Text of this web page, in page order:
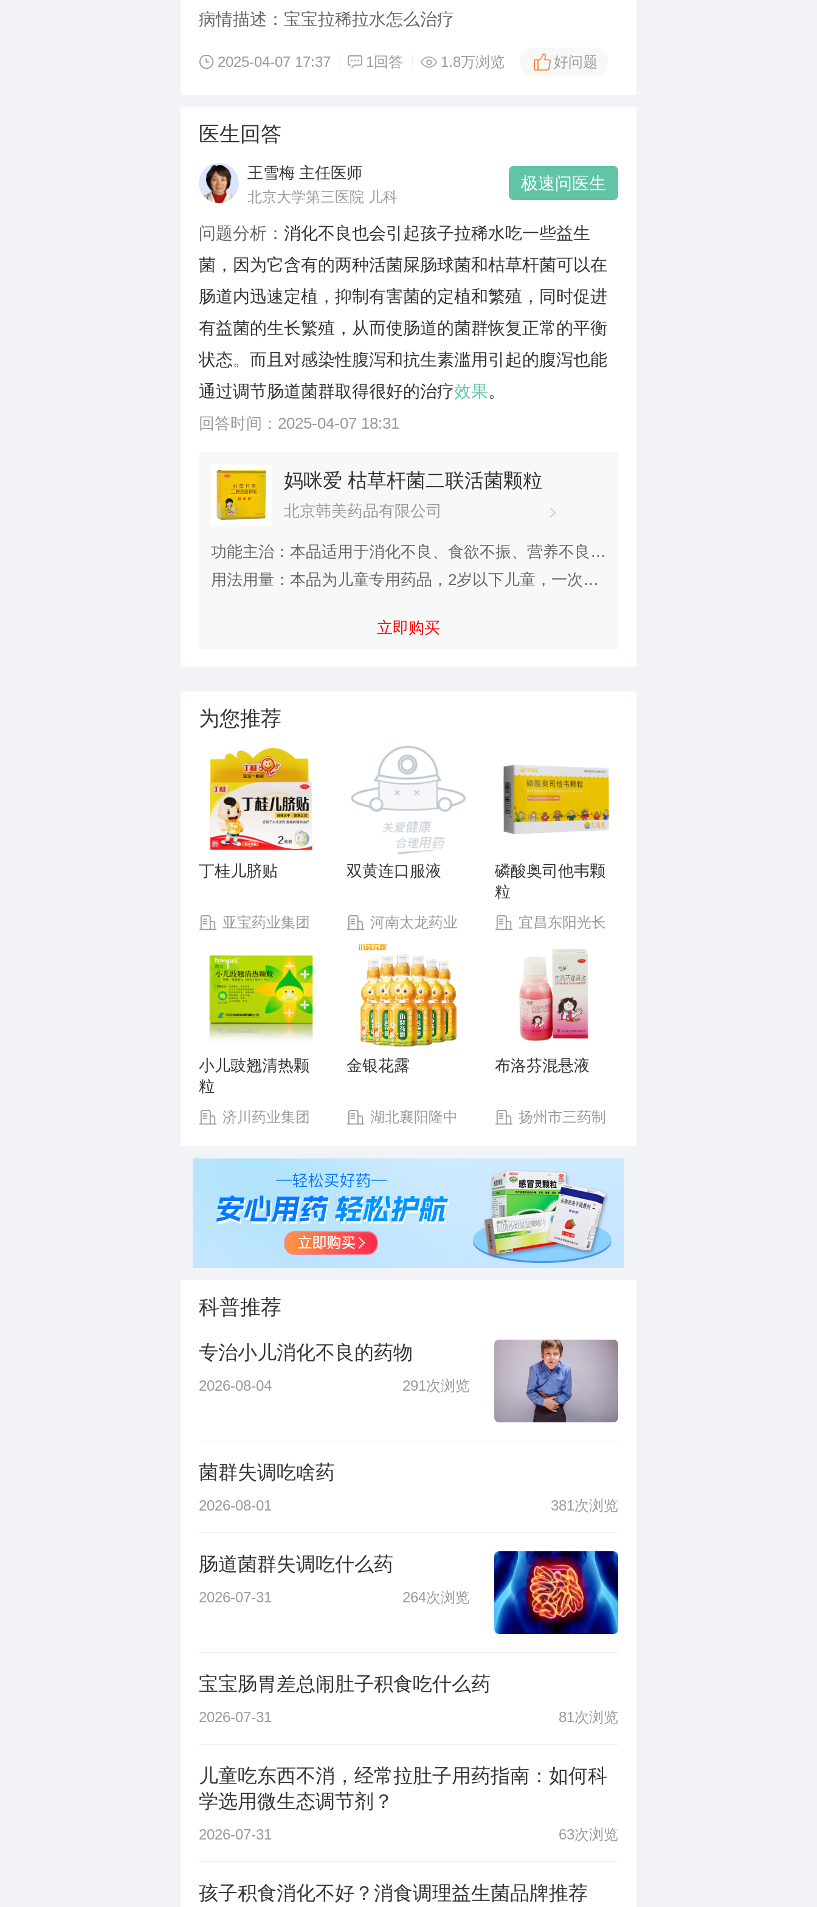
病情描述：宝宝拉稀拉水怎么治疗
2025-04-07 17:37 1回答 1.8万浏览 好问题
医生回答
王雪梅 主任医师
北京大学第三医院 儿科
极速问医生
问题分析： 消化不良也会引起孩子拉稀水吃一些益生
菌，因为它含有的两种活菌屎肠球菌和枯草杆菌可以在
肠道内迅速定植，抑制有害菌的定植和繁殖，同时促进
有益菌的生长繁殖，从而使肠道的菌群恢复正常的平衡
状态。而且 对感染性腹泻和抗生素滥用引起的腹泻也能
通过调节肠道菌群取得很好的治疗效果。
回答时间：2025-04-07 18:31
妈咪爱 枯草杆菌二联活菌颗粒
北京韩美药品有限公司
功能主治：本品适用于消化不良、食欲不振、营养不良，
肠道菌群紊乱引起的腹泻、便秘、腹胀、肠道内异常发
用法用量：本品为儿童专用药品，2岁以下儿童，一次1
立即购买
为您推荐
丁桂儿脐贴
亚宝药业集团
双黄连口服液
河南太龙药业
股份有限公司
磷酸奥司他韦颗
粒
宜昌东阳光长
江药业股份有限公
小儿豉翘清热颗
粒
济川药业集团
金银花露
湖北襄阳隆中
布洛芬混悬液
扬州市三药制
科普推荐
专治小儿消化不良的药物
2026-08-04 291次浏览
菌群失调吃啥药
2026-08-01 381次浏览
肠道菌群失调吃什么药
2026-07-31 264次浏览
宝宝肠胃差总闹肚子积食吃什么药
2026-07-31 81次浏览
儿童吃东西不消，经常拉肚子用药指南：如何科
学选用微生态调节剂？
2026-07-31 63次浏览
孩子积食消化不好？消食调理益生菌品牌推荐